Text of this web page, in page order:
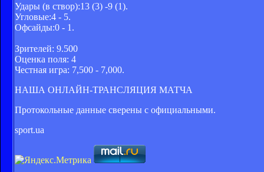
Удары (в створ):13 (3) -9 (1).
Угловые:4 - 5.
Офсайды:0 - 1.
Зрителей: 9.500
Оценка поля: 4
Честная игра: 7,500 - 7,000.
НАША ОНЛАЙН-ТРАНСЛЯЦИЯ МАТЧА
Протокольные данные сверены с официальными.
sport.ua